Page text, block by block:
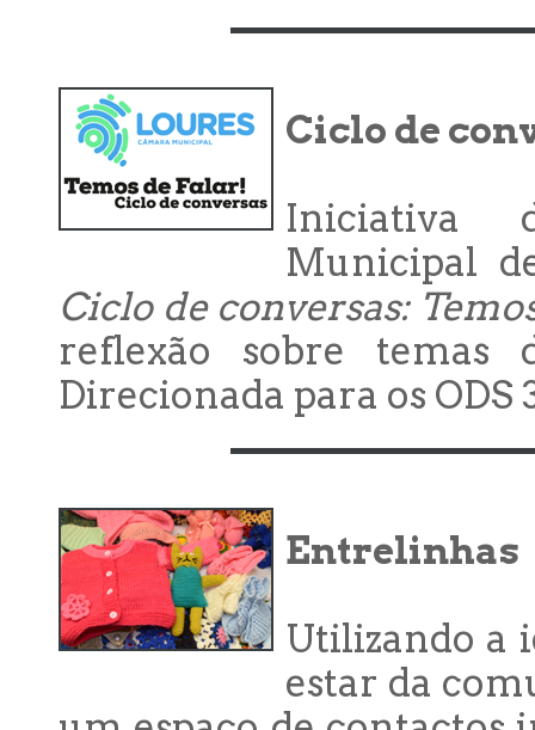
Ciclo de
Iniciativa
Municipal
Ciclo de conversas:
reflexão sobre temas
Direcionada para os ODS
Entrelinhas
Utilizando a
estar da